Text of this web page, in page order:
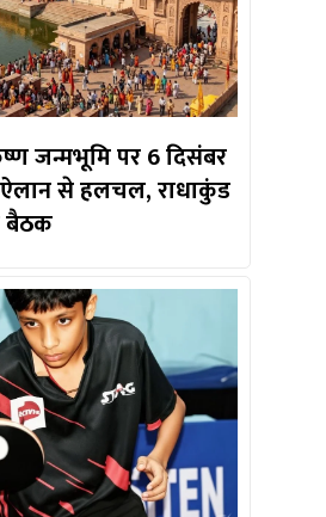
जन्मभूमि पर 6 दिसंबर
से हलचल, राधाकुंड
बैठक